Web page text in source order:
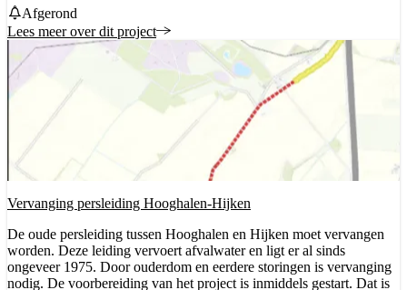
Status
Afgerond
Lees meer over dit project
Vervanging persleiding Hooghalen-Hijken
De oude persleiding tussen Hooghalen en Hijken moet vervangen
worden. Deze leiding vervoert afvalwater en ligt er al sinds
ongeveer 1975. Door ouderdom en eerdere storingen is vervanging
nodig. De voorbereiding van het project is inmiddels gestart. Dat is